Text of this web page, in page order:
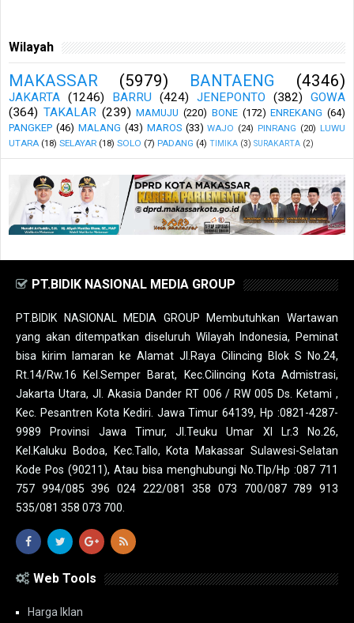
Wilayah
MAKASSAR (5979) BANTAENG (4346)
JAKARTA (1246) BARRU (424) JENEPONTO (382)
GOWA
(364) TAKALAR (239) MAMUJU (220) BONE (172) ENREKANG (64)
PANGKEP (46) MALANG (43) MAROS (33) WAJO (24) PINRANG (20) LUWU
UTARA (18) SELAYAR (18) SOLO (7) PADANG (4) TIMIKA (3) SURAKARTA (2)
PT.BIDIK NASIONAL MEDIA GROUP
PT.BIDIK NASIONAL MEDIA GROUP Membutuhkan Wartawan
yang akan ditempatkan diseluruh Wilayah Indonesia, Peminat
bisa kirim lamaran ke Alamat Jl.Raya Cilincing Blok S No.24,
Rt.14/Rw.16 Kel.Semper Barat, Kec.Cilincing Kota Admistrasi,
Jakarta Utara, Jl. Akasia Dander RT 006 / RW 005 Ds. Ketami ,
Kec. Pesantren Kota Kediri. Jawa Timur 64139, Hp :0821-4287-
9989 Provinsi Jawa Timur, Jl.Teuku Umar XI Lr.3 No.26,
Kel.Kaluku Bodoa, Kec.Tallo, Kota Makassar Sulawesi-Selatan
Kode Pos (90211), Atau bisa menghubungi No.Tlp/Hp :087 711
757 994/085 396 024 222/081 358 073 700/087 789 913
535/081 358 073 700.
Web Tools
Harga Iklan